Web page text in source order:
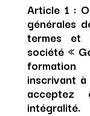
Article 1 :
générales
termes et
société «
inscrivant
acceptez
intégralité.